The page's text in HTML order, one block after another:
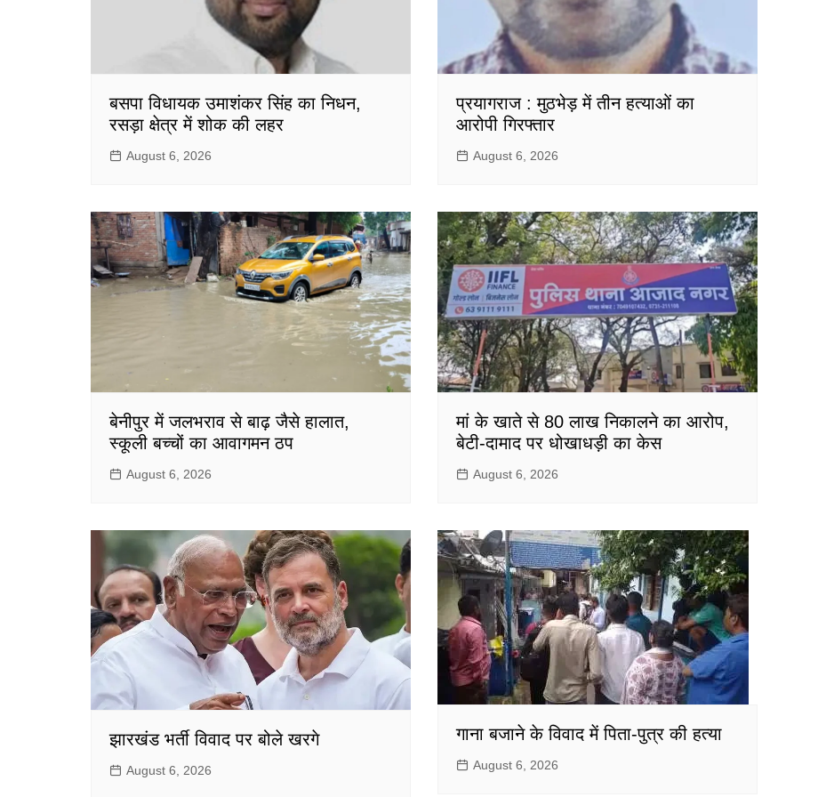
बसपा विधायक उमाशंकर सिंह का निधन,
रसड़ा क्षेत्र में शोक की लहर
August 6, 2026
प्रयागराज : मुठभेड़ में तीन हत्याओं का
आरोपी गिरफ्तार
August 6, 2026
बेनीपुर में जलभराव से बाढ़ जैसे हालात,
स्कूली बच्चों का आवागमन ठप
August 6, 2026
मां के खाते से 80 लाख निकालने का आरोप,
बेटी-दामाद पर धोखाधड़ी का केस
August 6, 2026
झारखंड भर्ती विवाद पर बोले खरगे
August 6, 2026
गाना बजाने के विवाद में पिता-पुत्र की हत्या
August 6, 2026